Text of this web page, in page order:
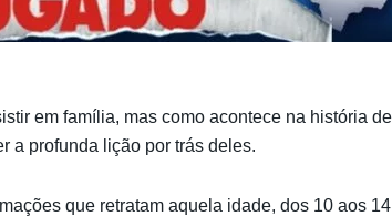
em família, mas como acontece na história de
a profunda lição por trás deles.
que retratam aquela idade, dos 10 aos